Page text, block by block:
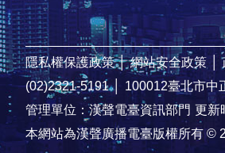
隱私權保護政策 │ 網站安全政策 │
(02)2321-5191 │
100012臺北市中
管理單位：漢聲電臺資訊部門 更新
本網站為漢聲廣播電臺版權所有 ©